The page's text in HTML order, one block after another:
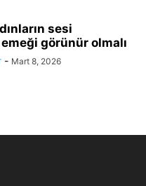
sesi
görünür olmalı
- Mart 8, 2026